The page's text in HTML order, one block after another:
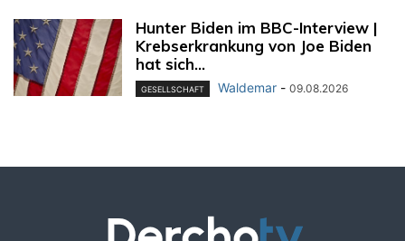
Hunter Biden im BBC-Interview |
Krebserkrankung von Joe Biden
hat sich...
GESELLSCHAFT Waldemar - 09.08.2026